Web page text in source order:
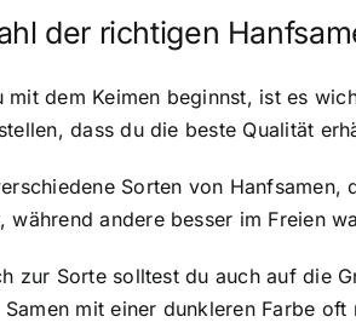
der richtigen
mit dem Keimen beginnst, ist es
dass du die beste Qualität
Sorten von Hanfsamen,
während andere besser im Freien
zur Sorte solltest du auch auf die
Samen mit einer dunkleren Farbe